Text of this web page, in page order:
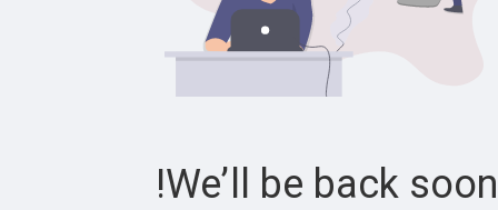
We’ll be back soon!